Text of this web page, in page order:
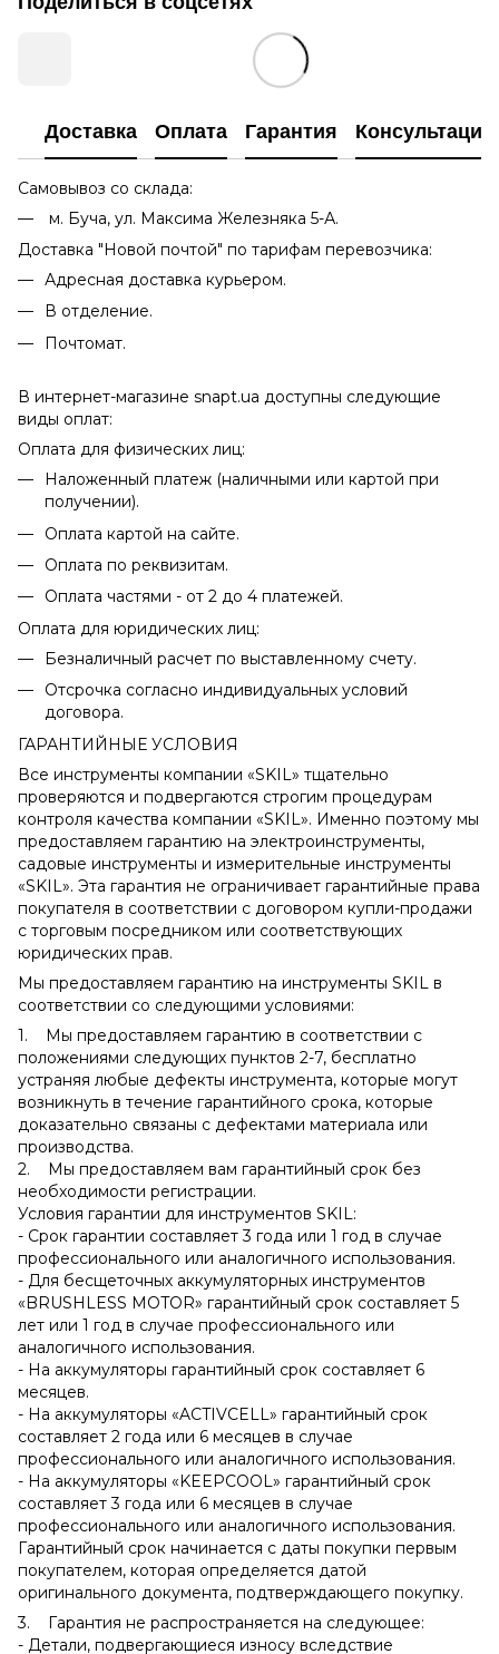
Доставка Оплата Гарантия Консультация
Самовывоз со склада:
м. Буча, ул. Максима Железняка 5-А.
Доставка "Новой почтой" по тарифам перевозчика:
Адресная доставка курьером.
В отделение.
Почтомат.
В интернет-магазине snapt.ua доступны следующие
виды оплат:
Оплата для физических лиц:
Наложенный платеж (наличными или картой при
получении).
Оплата картой на сайте.
Оплата по реквизитам.
Оплата частями - от 2 до 4 платежей.
Оплата для юридических лиц:
Безналичный расчет по выставленному счету.
Отсрочка согласно индивидуальных условий
договора.
ГАРАНТИЙНЫЕ УСЛОВИЯ
Все инструменты компании «SKIL» тщательно
проверяются и подвергаются строгим процедурам
контроля качества компании «SKIL». Именно поэтому мы
предоставляем гарантию на электроинструменты,
садовые инструменты и измерительные инструменты
«SKIL». Эта гарантия не ограничивает гарантийные права
покупателя в соответствии с договором купли-продажи
с торговым посредником или соответствующих
юридических прав.
Мы предоставляем гарантию на инструменты SKIL в
соответствии со следующими условиями:
1. Мы предоставляем гарантию в соответствии с
положениями следующих пунктов 2-7, бесплатно
устраняя любые дефекты инструмента, которые могут
возникнуть в течение гарантийного срока, которые
доказательно связаны с дефектами материала или
производства.
2. Мы предоставляем вам гарантийный срок без
необходимости регистрации.
Условия гарантии для инструментов SKIL:
- Срок гарантии составляет 3 года или 1 год в случае
профессионального или аналогичного использования.
- Для бесщеточных аккумуляторных инструментов
«BRUSHLESS MOTOR» гарантийный срок составляет 5
лет или 1 год в случае профессионального или
аналогичного использования.
- На аккумуляторы гарантийный срок составляет 6
месяцев.
- На аккумуляторы «ACTIVCELL» гарантийный срок
составляет 2 года или 6 месяцев в случае
профессионального или аналогичного использования.
- На аккумуляторы «KEEPCOOL» гарантийный срок
составляет 3 года или 6 месяцев в случае
профессионального или аналогичного использования.
Гарантийный срок начинается с даты покупки первым
покупателем, которая определяется датой
оригинального документа, подтверждающего покупку.
3. Гарантия не распространяется на следующее:
- Детали, подвергающиеся износу вследствие